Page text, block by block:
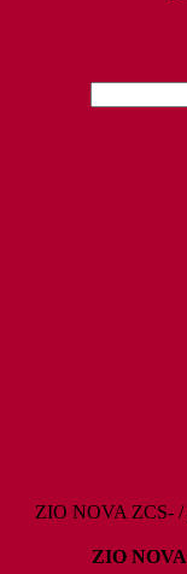
قابلمه گرد گرانیتی مدل ۸۴۰۱ سایز ۱۸ زیو / ZIO NOVA